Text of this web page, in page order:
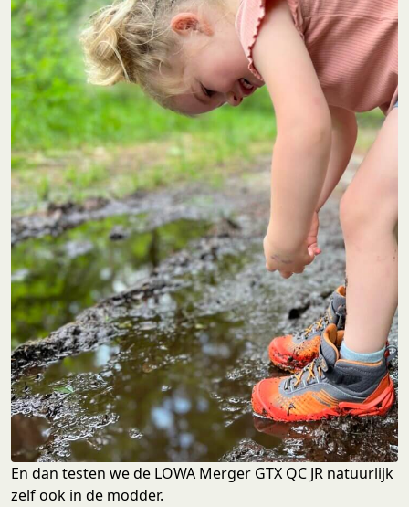
En dan testen we de LOWA Merger GTX QC JR natuurlijk
zelf ook in de modder.